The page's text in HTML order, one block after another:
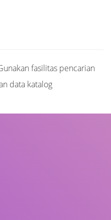
fasilitas pencarian
data katalog